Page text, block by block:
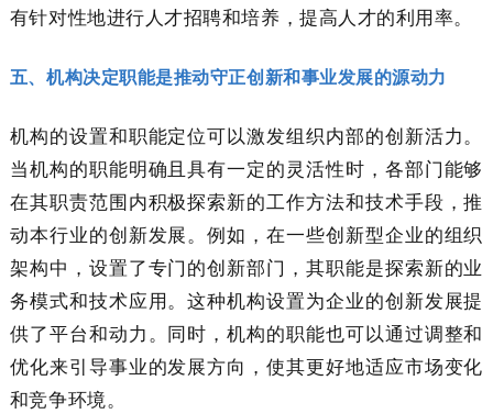
有针对性地进行人才招聘和培养，提高人才的利用率。
五、机构决定职能是推动守正创新和事业发展的源动力
机构的设置和职能定位可以激发组织内部的创新活力。
当机构的职能明确且具有一定的灵活性时，各部门能够
在其职责范围内积极探索新的工作方法和技术手段，推
动本行业的创新发展。例如，在一些创新型企业的组织
架构中，设置了专门的创新部门，其职能是探索新的业
务模式和技术应用。这种机构设置为企业的创新发展提
供了平台和动力。同时，机构的职能也可以通过调整和
优化来引导事业的发展方向，使其更好地适应市场变化
和竞争环境。